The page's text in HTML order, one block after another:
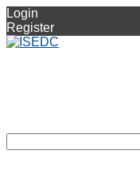
Login
Register